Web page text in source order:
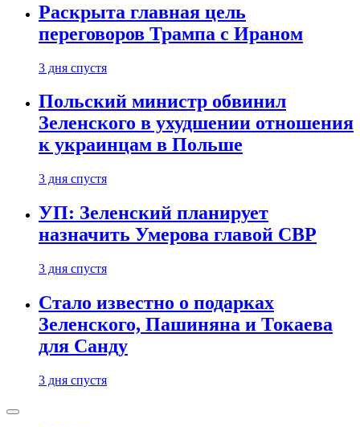
Раскрыта главная цель
переговоров Трампа с Ираном
3 дня спустя
Польский министр обвинил
Зеленского в ухудшении отношения
к украинцам в Польше
3 дня спустя
УП: Зеленский планирует
назначить Умерова главой СВР
3 дня спустя
Стало известно о подарках
Зеленского, Пашиняна и Токаева
для Санду
3 дня спустя